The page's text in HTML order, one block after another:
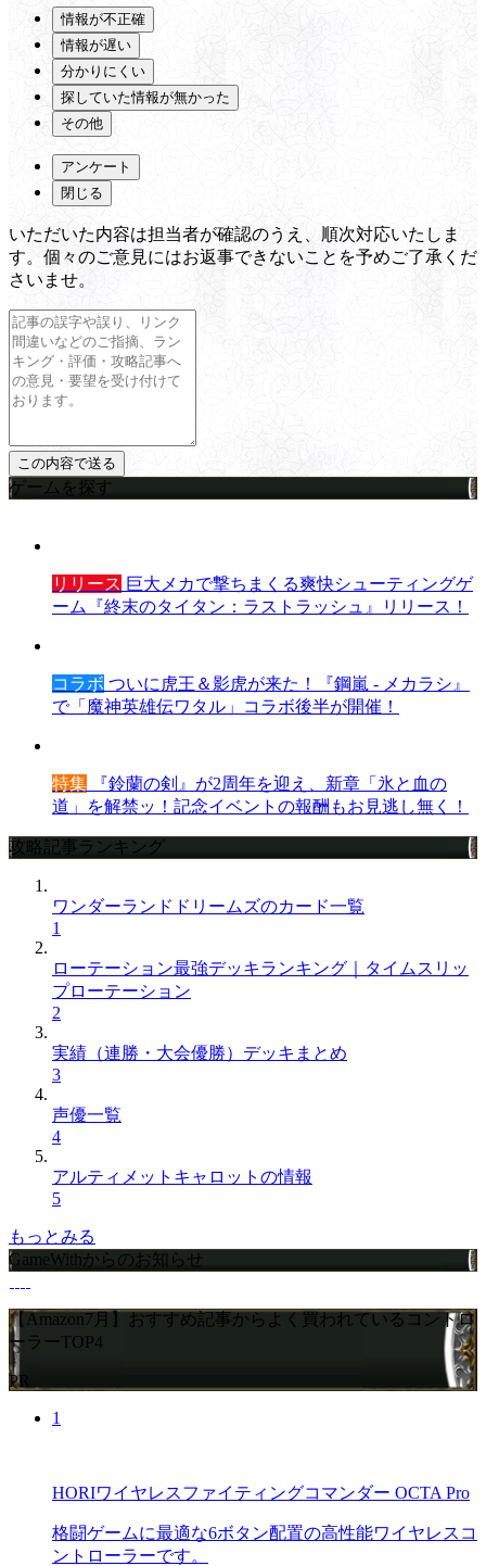
情報が不正確
情報が遅い
分かりにくい
探していた情報が無かった
その他
アンケート
閉じる
いただいた内容は担当者が確認のうえ、順次対応いたしま
す。個々のご意見にはお返事できないことを予めご了承くだ
さいませ。
ゲームを探す
リリース 巨大メカで撃ちまくる爽快シューティングゲ
ーム『終末のタイタン：ラストラッシュ』リリース！
コラボ ついに虎王＆影虎が来た！『鋼嵐 - メカラシ』
で「魔神英雄伝ワタル」コラボ後半が開催！
特集 『鈴蘭の剣』が2周年を迎え、新章「氷と血の
道」を解禁ッ！記念イベントの報酬もお見逃し無く！
攻略記事ランキング
ワンダーランドドリームズのカード一覧
1
ローテーション最強デッキランキング｜タイムスリッ
プローテーション
2
実績（連勝・大会優勝）デッキまとめ
3
声優一覧
4
アルティメットキャロットの情報
5
もっとみる
GameWithからのお知らせ
【Amazon7月】おすすめ記事からよく買われているコントロ
ーラーTOP4
PR
1
HORIワイヤレスファイティングコマンダー OCTA Pro
格闘ゲームに最適な6ボタン配置の高性能ワイヤレスコ
ントローラーです。